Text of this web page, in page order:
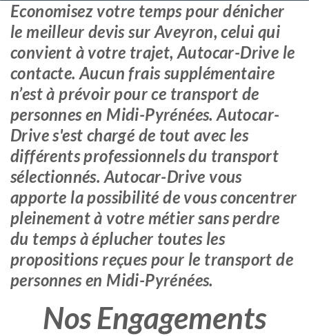
Economisez votre temps pour dénicher
le meilleur devis sur Aveyron, celui qui
convient à votre trajet, Autocar-Drive le
contacte. Aucun frais supplémentaire
n’est à prévoir pour ce transport de
personnes en Midi-Pyrénées. Autocar-
Drive s'est chargé de tout avec les
différents professionnels du transport
sélectionnés. Autocar-Drive vous
apporte la possibilité de vous concentrer
pleinement à votre métier sans perdre
du temps à éplucher toutes les
propositions reçues pour le transport de
personnes en Midi-Pyrénées.
Nos Engagements